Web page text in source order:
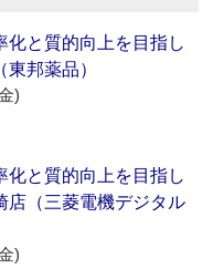
化と質的向上を目指し
邦薬品）
)
化と質的向上を目指し
店（三菱電機デジタル
)